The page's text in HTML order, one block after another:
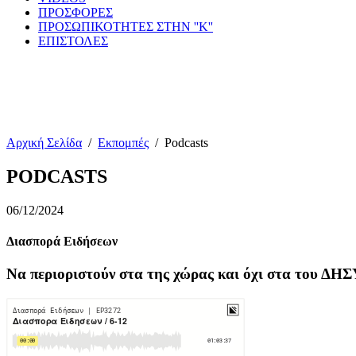
ΠΡΟΣΦΟΡΕΣ
ΠΡΟΣΩΠΙΚΟΤΗΤΕΣ ΣΤΗΝ ''Κ''
ΕΠΙΣΤΟΛΕΣ
Αρχική Σελίδα / Εκπομπές / Podcasts
PODCASTS
06/12/2024
Διασπορά Ειδήσεων
Να περιοριστούν στα της χώρας και όχι στα του